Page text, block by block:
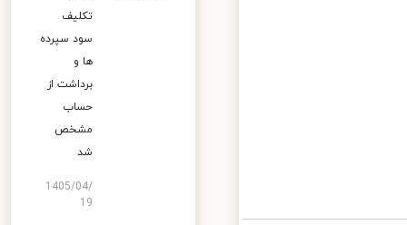
تکلیف
سود سپرده
ها و
برداشت از
حساب
مشخص
شد
1405/04/
19